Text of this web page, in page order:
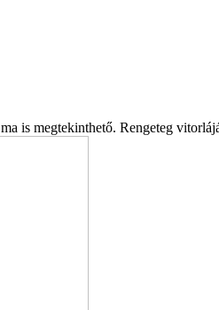
is megtekinthető. Rengeteg